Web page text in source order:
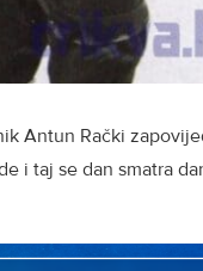
Antun Rački
i taj se dan smatra